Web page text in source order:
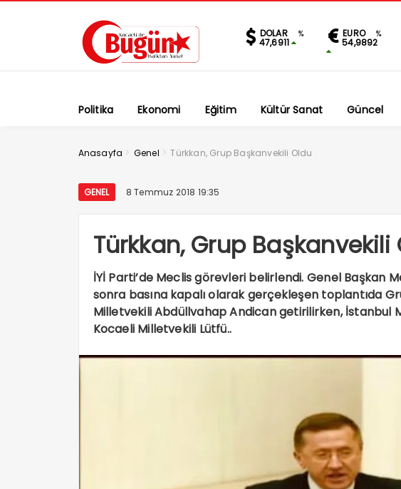
DOLAR %
47,6911
EURO %
54,9892
Politika Ekonomi Eğitim Kültür Sanat Güncel
Anasayfa > Genel >Türkkan, Grup Başkanvekili Oldu
GENEL 8 Temmuz 2018 19:35
Türkkan, Grup Başkanvekili
İYİ Parti’de Meclis görevleri belirlendi. Genel Başkan
sonra basına kapalı olarak gerçekleşen toplantıda
Milletvekili Abdüllvahap Andican getirilirken, İstanbul
Kocaeli Milletvekili Lütfü..